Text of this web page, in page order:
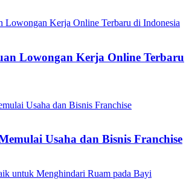
Lowongan Kerja Online Terbaru
Usaha dan Bisnis Franchise